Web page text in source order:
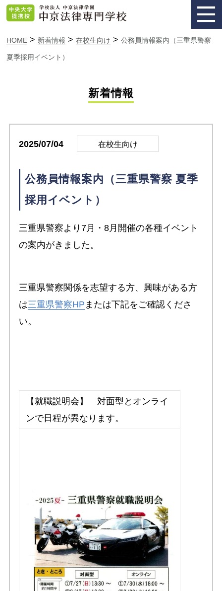
HOME > 新着情報 >在校生向け >公務員情報案内（三重県警察
夏季採用イベント）
新着情報
2025/07/04 在校生向け
公務員情報案内（三重県警察 夏季
採用イベント）
三重県警察より7月・8月開催の各種イベント
の案内がきました。
三重県警察関係を志望する方、興味がある方
は三重県警察HP または下記をご確認くださ
い。
【就職説明会】 対面型とオンライ
ンで日程が異なります。